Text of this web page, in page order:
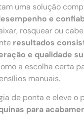
uma solução
e
rosquear ou
resultados
e qualidade
a escolha certa
manuais.
de ponta e eleve o
para